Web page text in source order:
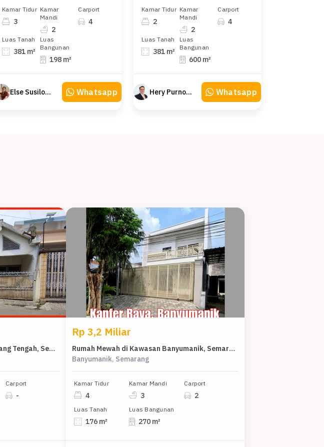
Kamar Tidur
3
Kamar
Mandi
2
Carport
4
Luas Tanah
381 m²
Luas
Bangunan
198 m²
Else Susilowaty Whatsapp
Kamar Tidur
2
Kamar
Mandi
2
Carport
4
Luas Tanah
381 m²
Luas
Bangunan
600 m²
Hery Purnomo Whatsapp
Dijual Tanah Eksklusif di Semarang Tengah, Semarang, LT 210m²
Carport
-
Rp 3,2 Miliar
Rumah Mewah di Kawasan Banyumanik, Semarang, LB 270m², Harga 3,2 Miliar
Banyumanik, Semarang
Kamar Tidur
4
Kamar Mandi
3
Carport
2
Luas Tanah
176 m²
Luas Bangunan
270 m²